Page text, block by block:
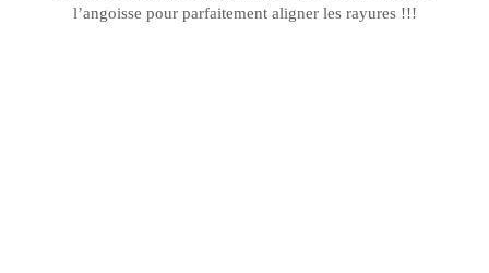
l’angoisse pour parfaitement aligner les rayures !!!